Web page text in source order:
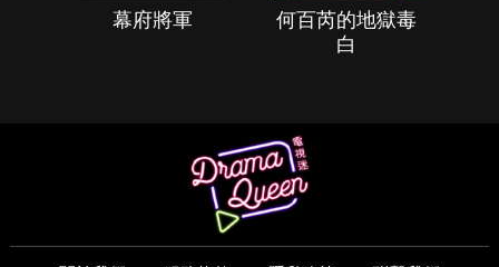
幕府將軍
何百芮的地獄毒
白